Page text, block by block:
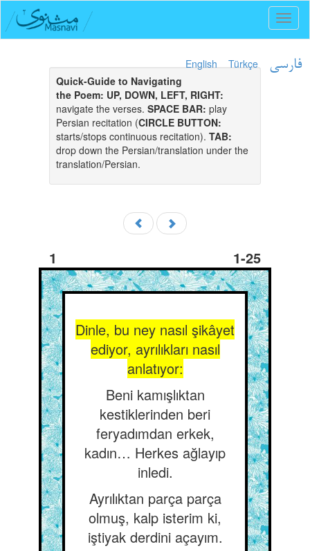
English Türkçe فارسی
Quick-Guide to Navigating
the Poem: UP, DOWN, LEFT, RIGHT:
navigate the verses. SPACE BAR: play
Persian recitation (CIRCLE BUTTON:
starts/stops continuous recitation). TAB:
drop down the Persian/translation under the
translation/Persian.
1 1-25
Dinle, bu ney nasıl şikâyet
ediyor, ayrılıkları nasıl
anlatıyor:
Beni kamışlıktan
kestiklerinden beri
feryadımdan erkek,
kadın… Herkes ağlayıp
inledi.
Ayrılıktan parça parça
olmuş, kalp isterim ki,
iştiyak derdini açayım.